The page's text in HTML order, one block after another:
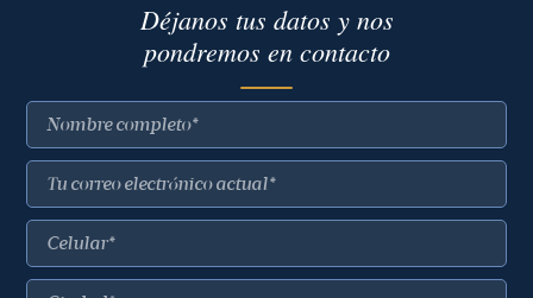
Déjanos tus datos y nos
pondremos en contacto